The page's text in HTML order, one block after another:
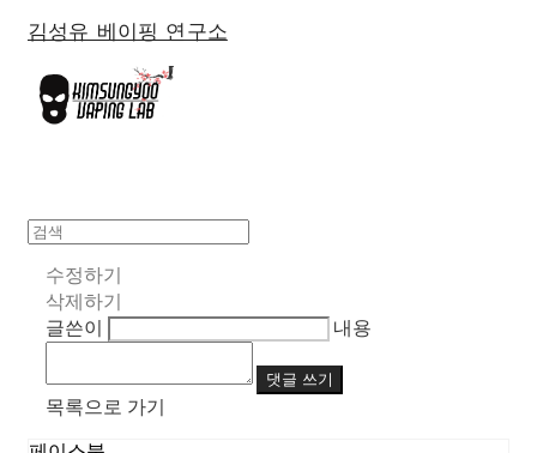
김성유 베이핑 연구소
수정하기
삭제하기
글쓴이
내용
댓글 쓰기
목록으로 가기